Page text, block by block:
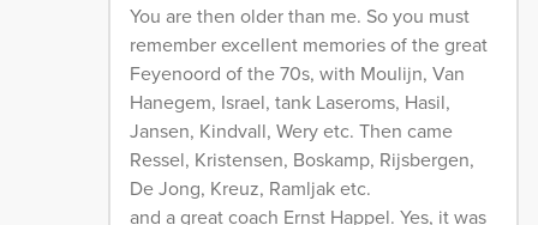
You are then older than me. So you must
remember excellent memories of the great
Feyenoord of the 70s, with Moulijn, Van
Hanegem, Israel, tank Laseroms, Hasil,
Jansen, Kindvall, Wery etc. Then came
Ressel, Kristensen, Boskamp, ​​Rijsbergen,
De Jong, Kreuz, Ramljak etc.
and a great coach Ernst Happel. Yes, it was